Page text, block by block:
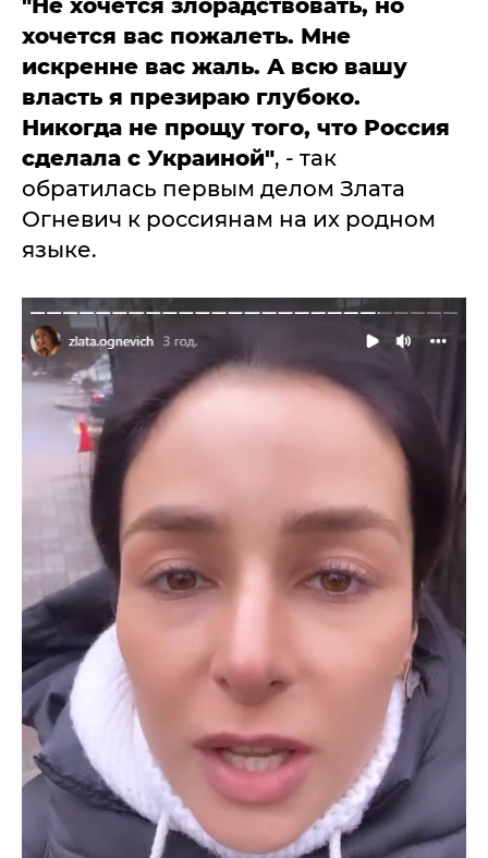
"Не хочется злорадствовать, но
хочется вас пожалеть. Мне
искренне вас жаль. А всю вашу
власть я презираю глубоко.
Никогда не прощу того, что Россия
сделала с Украиной", - так
обратилась первым делом Злата
Огневич к россиянам на их родном
языке.